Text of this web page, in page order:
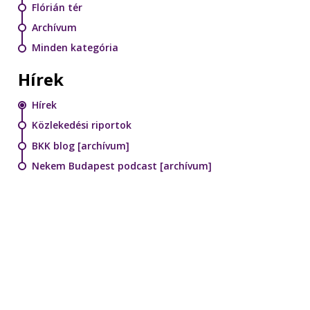
Flórián tér
Archívum
Minden kategória
Hírek
Hírek
Közlekedési riportok
BKK blog [archívum]
Nekem Budapest podcast [archívum]